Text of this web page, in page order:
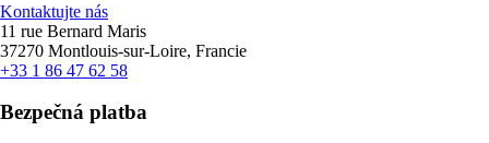
Kontaktujte nás
11 rue Bernard Maris
37270 Montlouis-sur-Loire, Francie
+33 1 86 47 62 58
Bezpečná platba